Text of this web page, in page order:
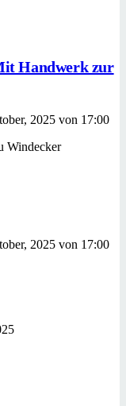
Handwerk zur
2025 von 17:00
Windecker
2025 von 17:00